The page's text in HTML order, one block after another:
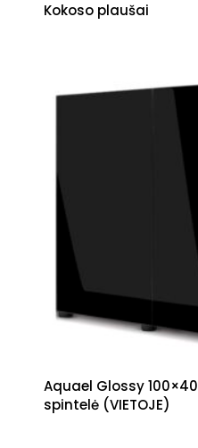
Kokoso plaušai
Aquael Glossy 100×40
spintelė (VIETOJE)